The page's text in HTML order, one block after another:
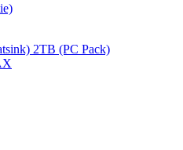
2TB (PC Pack)